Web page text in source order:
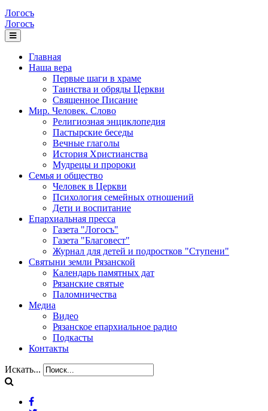
Логосъ
Логосъ
Главная
Наша вера
Первые шаги в храме
Таинства и обряды Церкви
Священное Писание
Мир. Человек. Слово
Религиозная энциклопедия
Пастырские беседы
Вечные глаголы
История Христианства
Мудрецы и пророки
Семья и общество
Человек в Церкви
Психология семейных отношений
Дети и воспитание
Епархиальная пресса
Газета "Логосъ"
Газета "Благовест"
Журнал для детей и подростков "Ступени"
Святыни земли Рязанской
Календарь памятных дат
Рязанские святые
Паломничества
Медиа
Видео
Рязанское епархиальное радио
Подкасты
Контакты
Искать...